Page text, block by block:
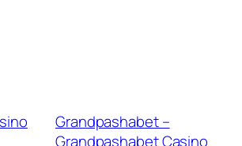
Grandpashabet –
Grandpashabet Casino